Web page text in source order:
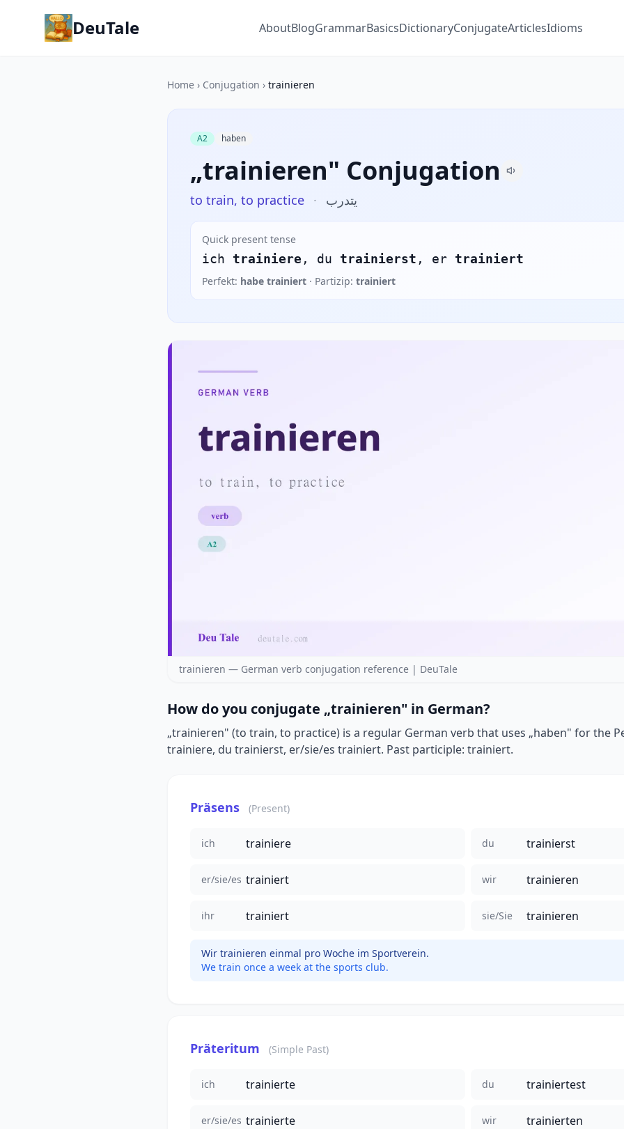
DeuTale AboutBlogGrammarBasicsDictionaryConjugateArticlesIdioms
Home › Conjugation › trainieren
A2 haben
„trainieren" Conjugation
to train, to practice · يتدرب
Quick present tense
ich trainiere , du trainierst , er trainiert
Perfekt: habe trainiert · Partizip: trainiert
trainieren — German verb conjugation reference | DeuTale
How do you conjugate „trainieren" in German?
„trainieren" (to train, to practice) is a regular German verb that uses „haben" for the
trainiere, du trainierst, er/sie/es trainiert. Past participle: trainiert.
Präsens (Present)
ich trainiere du trainierst
er/sie/es trainiert wir trainieren
ihr trainiert sie/Sie trainieren
Wir trainieren einmal pro Woche im Sportverein.
We train once a week at the sports club.
Präteritum (Simple Past)
ich trainierte du trainiertest
er/sie/es trainierte wir trainierten